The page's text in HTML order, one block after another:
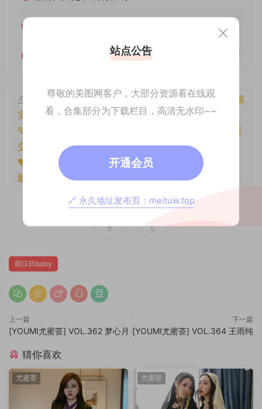
遇见其他问题怎么办？
本文资源仅供个人参考学习，请勿批量搬运，一经核
实将封禁账号权限！
💚本文资源均来源网友分享，若侵犯了您的权益可以提
交工单处理。
🧡原文链接：
https://www.znjxg.com/463.html
载请注明出处。
0 0
萌汉药baby
上一篇
[YOUMI尤蜜荟] VOL.362 梦心月
下一篇
[YOUMI尤蜜荟] VOL.364 王雨纯
猜你喜欢
尤蜜荟 尤蜜荟
站点公告
尊敬的美图网客户，大部分资源看在线观
看，合集部分为下载栏目，高清无水印~~
开通会员
🔗 永久地址发布页：meituw.top